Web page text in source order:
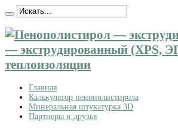
— экструдированный (XPS,
теплоизоляции
Главная
Калькулятор пенополистирола
Минеральная штукатурка 3D
Партнеры и друзья